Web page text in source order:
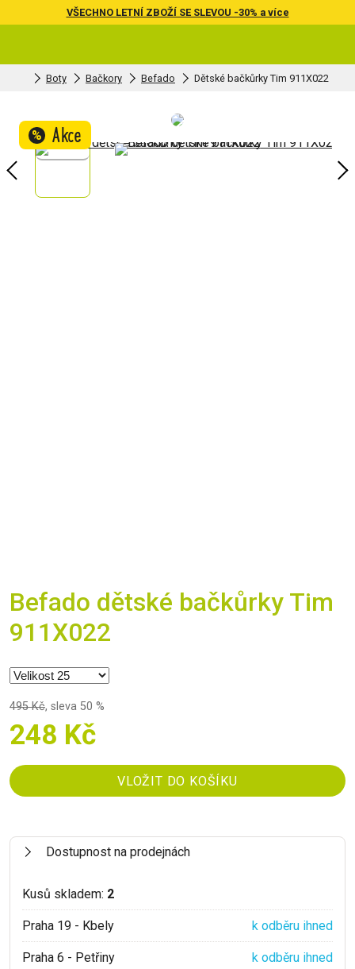
VŠECHNO LETNÍ ZBOŽÍ SE SLEVOU -30% a více
Boty Bačkory Befado Dětské bačkůrky Tim 911X022
% Akce
Befado dětské bačkůrky Tim
911X022
495 Kč, sleva 50 %
248 Kč
Dostupnost na prodejnách
Kusů skladem: 2
Praha 19 - Kbely k odběru ihned
Praha 6 - Petřiny k odběru ihned